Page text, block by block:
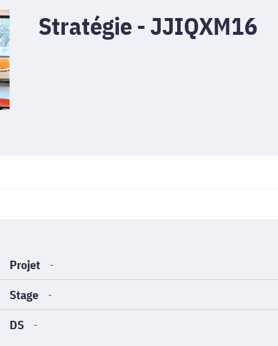
Stratégie - JJIQXM16
Projet -
Stage -
DS -